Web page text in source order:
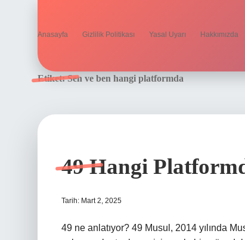
Anasayfa Gizlilik Politikası Yasal Uyarı Hakkımızda
Etiket:Sen ve ben hangi platformda
49 Hangi
Tarih: Mart 2, 2025
49 ne anlatıyor? 49 Musul, 2014 yılında